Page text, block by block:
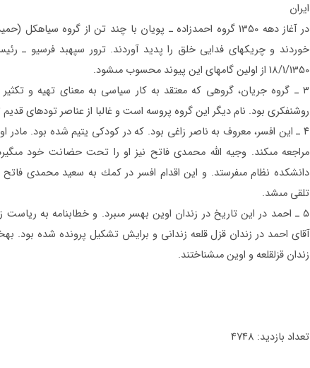
ايران
در آغاز دهه 1350 گروه احمدزاده ـ پويان با چند تن از گروه
خوردند و چريكهاى فدايى خلق را پديد آوردند. ترور سپهبد فرسيو ـ
18/1/1350 از اولين گامهاى اين پيوند محسوب مى‏شود.
۳ ـ گروه جريان، گروهى كه معتقد به كار سياسى به معناى تهيه و
روشنفكرى بود. نام ديگر اين گروه پروسه است و غالبا از عناصر توده‏اى
۴ ـ اين افسر، معروف به ناصر زاغى بود. كه در كودكى يتيم شده بود. مادر
مراجعه مى‏كند. وجيه الله محمدى فاتح نيز او را تحت حضانت خود
دانشكده نظام مى‏فرستد. و اين اقدام افسر در كمك به سعيد محمدى فاتح
تلقى مى‏شد.
۵ ـ احمد در اين تاريخ در زندان اوين به‏سر مى‏برد. و خطاب‏نامه به رياست
آقاى احمد در زندان قزل قلعه زندانى و برايش تشكيل پرونده شده بود.
زندان قزل‏قلعه و اوين مى‏شناختند.
تعداد بازدید: 4748